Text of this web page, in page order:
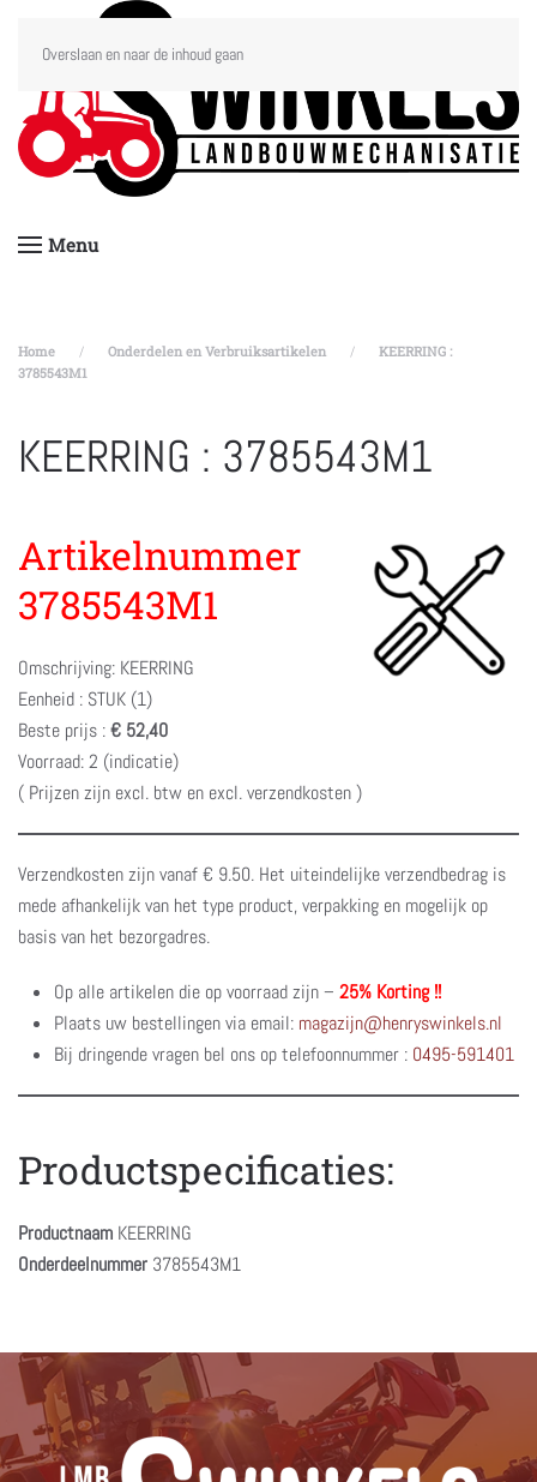
Overslaan en naar de inhoud gaan
Menu
Home Onderdelen en Verbruiksartikelen
KEERRING :
3785543M1
KEERRING : 3785543M1
Artikelnummer
3785543M1
Omschrijving: KEERRING
Eenheid : STUK (1)
Beste prijs :€ 52,40
Voorraad: 2 (indicatie)
( Prijzen zijn excl. btw en excl. verzendkosten )
Verzendkosten zijn vanaf € 9.50. Het uiteindelijke verzendbedrag is
mede afhankelijk van het type product, verpakking en mogelijk op
basis van het bezorgadres.
Op alle artikelen die op voorraad zijn – 25% Korting !!
Plaats uw bestellingen via email: magazijn@henryswinkels.nl
Bij dringende vragen bel ons op telefoonnummer : 0495-591401
Productspecificaties:
Productnaam KEERRING
Onderdeelnummer 3785543M1